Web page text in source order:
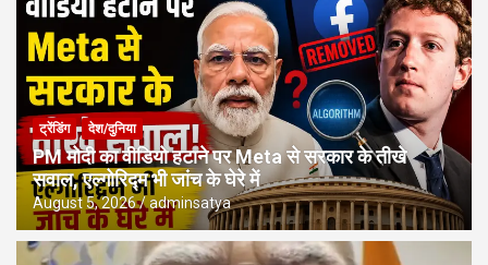
ट्रेंडिंग देश/दुनिया
PM मोदी का वीडियो हटाने पर Meta से सरकार के तीखे
सवाल, एल्गोरिद्म भी जांच के घेरे में
August 5, 2026 adminsatya